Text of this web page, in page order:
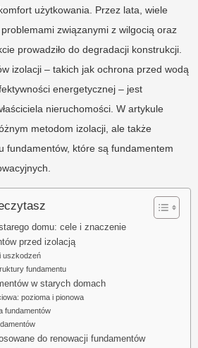
użytkowania. Przez lata, wiele
związanymi z wilgocią oraz
prowadziło do degradacji konstrukcji.
izolacji – takich jak ochrona przed wodą
energetycznej – jest
nieruchomości. W artykule
metodom izolacji, ale także
fundamentów, które są fundamentem
domu: cele i znaczenie
przed izolacją
uszkodzeń
fundamentu
w starych domach
pozioma i pionowa
fundamentów
do renowacji fundamentów